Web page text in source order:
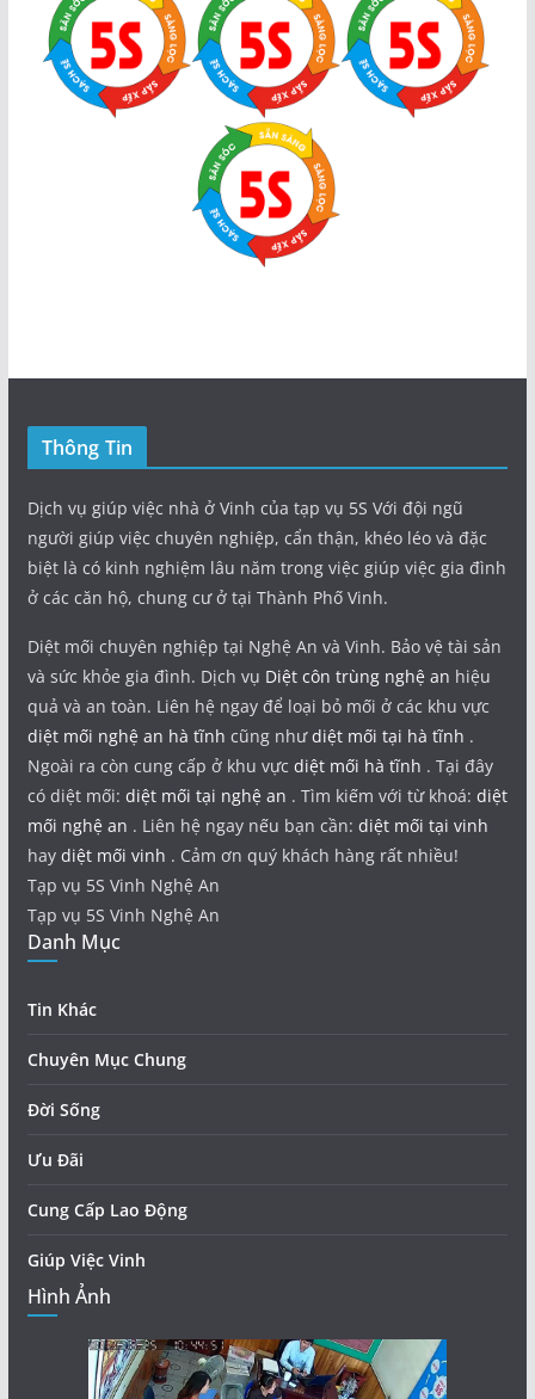
Thông Tin
Dịch vụ giúp việc nhà ở Vinh của tạp vụ 5S Với đội ngũ
người giúp việc chuyên nghiệp, cẩn thận, khéo léo và đặc
biệt là có kinh nghiệm lâu năm trong việc giúp việc gia đình
ở các căn hộ, chung cư ở tại Thành Phố Vinh.
Diệt mối chuyên nghiệp tại Nghệ An và Vinh. Bảo vệ tài sản
và sức khỏe gia đình. Dịch vụ Diệt côn trùng nghệ an hiệu
quả và an toàn. Liên hệ ngay để loại bỏ mối ở các khu vực
diệt mối nghệ an hà tĩnh cũng nhưdiệt mối tại hà tĩnh .
Ngoài ra còn cung cấp ở khu vực diệt mối hà tĩnh . Tại đây
có diệt mối: diệt mối tại nghệ an . Tìm kiếm với từ khoá: diệt
mối nghệ an . Liên hệ ngay nếu bạn cần: diệt mối tại vinh
hay diệt mối vinh . Cảm ơn quý khách hàng rất nhiều!
Tạp vụ 5S Vinh Nghệ An
Tạp vụ 5S Vinh Nghệ An
Danh Mục
Tin Khác
Chuyên Mục Chung
Đời Sống
Ưu Đãi
Cung Cấp Lao Động
Giúp Việc Vinh
Hình Ảnh